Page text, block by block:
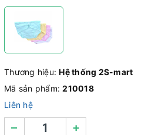
Thương hiệu:Hệ thống 2S-mart
Mã sản phẩm:210018
Liên hệ
– +